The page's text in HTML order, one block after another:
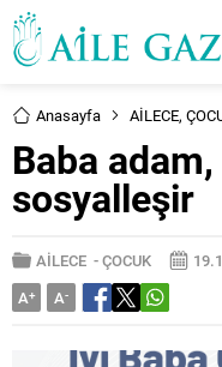
Anasayfa AİLECE,
Baba
sosyalleşir
AİLECE -ÇOCUK
A+ A-